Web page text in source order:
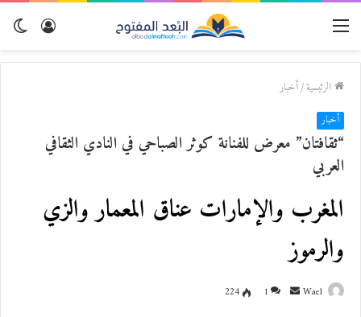
تسجيل
الرئيسية/أخبار
أخبار
“ثقافتان” معرض للفنانة كوثر الصباحي في النادي الثقافي
العربي
المغرب والإمارات عناق المعمار والزي
والرموز
Wael
1
224